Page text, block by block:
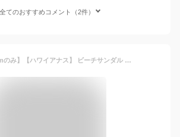
全てのおすすめコメント（2件）
【14.0-15.0cmのみ】【ハワイアナス】 ビーチサンダル havaianas キッズ・スケート （KIDS SKATE） キッズ 子供 【あす楽対応】